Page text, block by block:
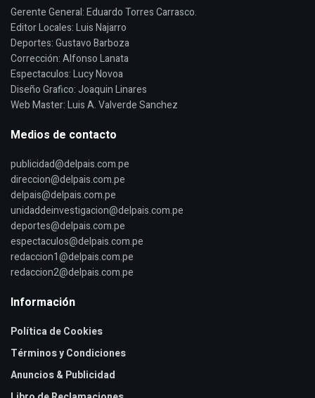
Gerente General: Eduardo Torres Carrasco.
Editor Locales: Luis Najarro
Deportes: Gustavo Barboza
Corrección: Alfonso Lanata
Espectaculos: Lucy Novoa
Diseño Grafico: Joaquin Linares
Web Master: Luis A. Valverde Sanchez
Medios de contacto
publicidad@delpais.com.pe
direccion@delpais.com.pe
delpais@delpais.com.pe
unidaddeinvestigacion@delpais.com.pe
deportes@delpais.com.pe
espectaculos@delpais.com.pe
redaccion1@delpais.com.pe
redaccion2@delpais.com.pe
Información
Política de Cookies
Términos y Condiciones
Anuncios & Publicidad